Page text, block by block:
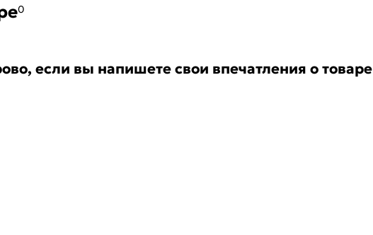
0
если вы напишете свои впечатления о товаре